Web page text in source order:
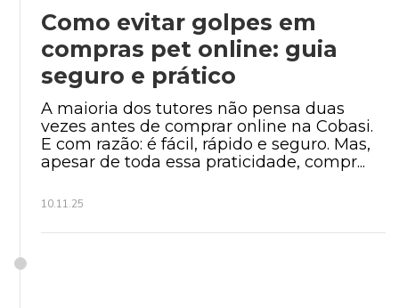
Institucional
Como evitar golpes em
compras pet online: guia
seguro e prático
A maioria dos tutores não pensa duas
vezes antes de comprar online na Cobasi.
E com razão: é fácil, rápido e seguro. Mas,
apesar de toda essa praticidade, compr...
10.11.25